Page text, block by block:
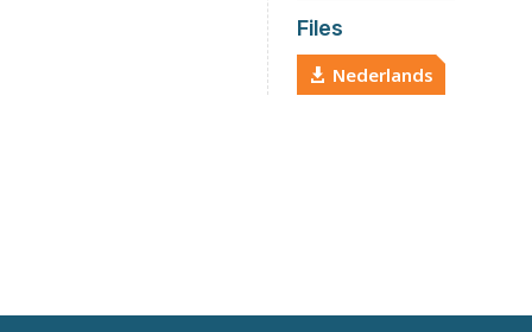
Files
Nederlands